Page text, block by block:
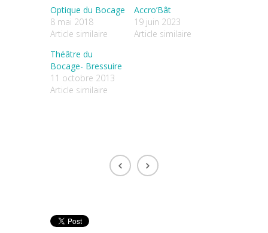
Optique du Bocage
8 mai 2018
Article similaire
Accro’Bât
19 juin 2023
Article similaire
Théâtre du
Bocage- Bressuire
11 octobre 2013
Article similaire